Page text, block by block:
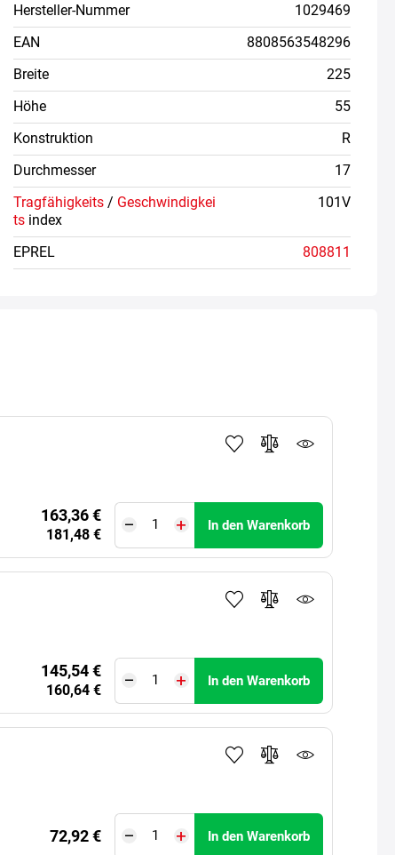
Hersteller-Nummer
1029469
EAN
8808563548296
Breite
225
Höhe
55
Konstruktion
R
Durchmesser
17
Tragfähigkeits / Geschwindigkei
ts index
101V
EPREL 808811
163,36 €
181,48 €
In den Warenkorb
145,54 €
160,64 €
In den Warenkorb
72,92 € In den Warenkorb